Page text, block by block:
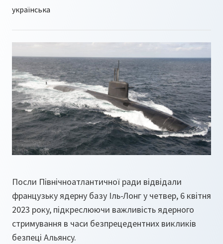
Посли Північноатлантичної ради відвідали
французьку ядерну базу Іль-Лонг у четвер, 6 квітня
2023 року, підкреслюючи важливість ядерного
стримування в часи безпрецедентних викликів
безпеці Альянсу.